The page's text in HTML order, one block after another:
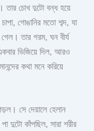
তার চোখ দুটো বন্ধ হয়ে
গোঙানির মতো শব্দ, যা
গেল। তার গরম, ঘন বীর্য
ভিজিয়ে দিল, আরও
কথা মনে করিয়ে
সে দেয়ালে হেলান
দুটো কাঁপছিল, সারা শরীর